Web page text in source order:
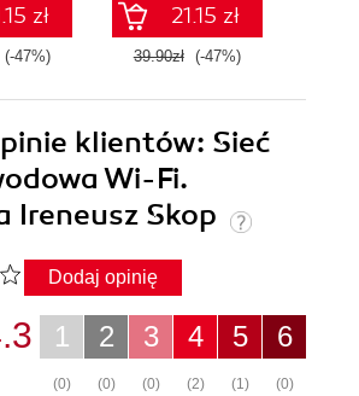
zł
(-47%)
21.15 zł
39.90zł (-47%)
klientów: Sieć
Wi-Fi.
Ireneusz Skop
Dodaj opinię
6
(0)
5
(1)
4
(2)
3
(0)
2
(0)
1
(0)